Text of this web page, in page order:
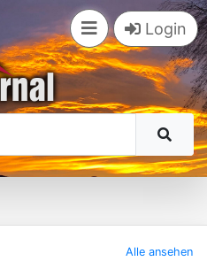
Login
Alle ansehen